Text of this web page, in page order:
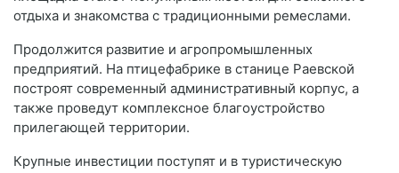
отдыха и знакомства с традиционными ремеслами.
Продолжится развитие и агропромышленных
предприятий. На птицефабрике в станице Раевской
построят современный административный корпус, а
также проведут комплексное благоустройство
прилегающей территории.
Крупные инвестиции поступят и в туристическую